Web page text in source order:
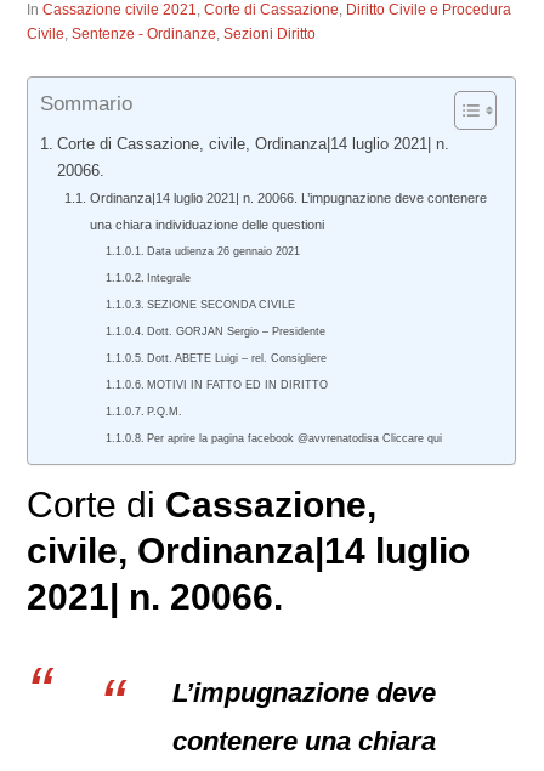
InCassazione civile 2021,Corte di Cassazione, Diritto Civile e Procedura
Civile,Sentenze - Ordinanze,Sezioni Diritto
Sommario
Corte di Cassazione, civile, Ordinanza|14 luglio 2021| n.
20066.
Ordinanza|14 luglio 2021| n. 20066. L’impugnazione deve contenere
una chiara individuazione delle questioni
Data udienza 26 gennaio 2021
Integrale
SEZIONE SECONDA CIVILE
Dott. GORJAN Sergio – Presidente
Dott. ABETE Luigi – rel. Consigliere
MOTIVI IN FATTO ED IN DIRITTO
P.Q.M.
Per aprire la pagina facebook @avvrenatodisa Cliccare qui
Corte di Cassazione,
civile, Ordinanza|14 luglio
2021| n. 20066.
L’impugnazione deve
contenere una chiara